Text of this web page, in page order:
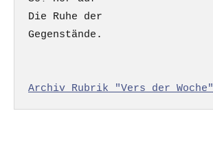
Die Ruhe der
Gegenstände.
Archiv Rubrik "Vers der Woche"